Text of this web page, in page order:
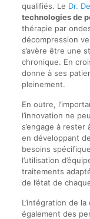
qualifiés. Le Dr.
technologies de
thérapie par
décompression
s’avère être une
chronique. En
donne à ses
pleinement.
En outre,
l’innovation ne
s’engage à
en développant
besoins
l’utilisation
traitements
de l’état de
L’intégration de
également des